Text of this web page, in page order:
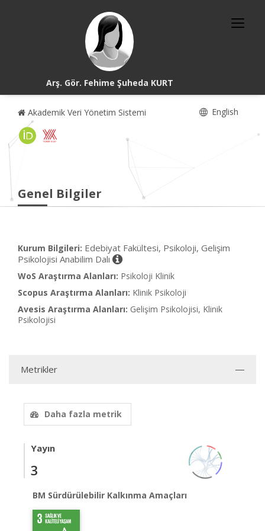
Arş. Gör. Fehime Şuheda KURT
Akademik Veri Yönetim Sistemi English
Genel Bilgiler
Kurum Bilgileri: Edebiyat Fakültesi, Psikoloji, Gelişim
Psikolojisi Anabilim Dalı
WoS Araştırma Alanları: Psikoloji Klinik
Scopus Araştırma Alanları: Klinik Psikoloji
Avesis Araştırma Alanları: Gelişim Psikolojisi, Klinik
Psikolojisi
Metrikler
Daha fazla metrik
Yayın
3
BM Sürdürülebilir Kalkınma Amaçları